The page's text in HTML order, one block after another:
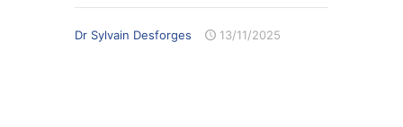
Dr Sylvain Desforges 13/11/2025